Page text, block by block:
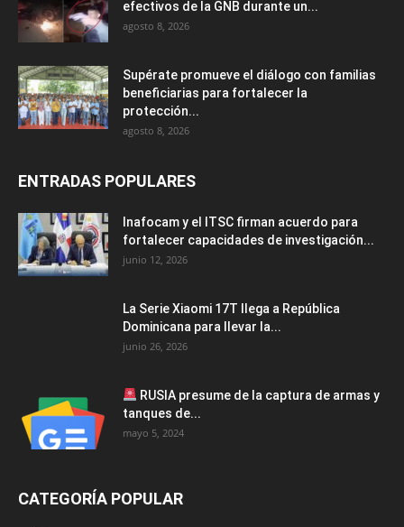
efectivos de la GNB durante un...
agosto 8, 2026
Supérate promueve el diálogo con familias
beneficiarias para fortalecer la
protección...
agosto 8, 2026
ENTRADAS POPULARES
Inafocam y el ITSC firman acuerdo para
fortalecer capacidades de investigación...
junio 12, 2026
La Serie Xiaomi 17T llega a República
Dominicana para llevar la...
junio 26, 2026
RUSIA presume de la captura de armas y
tanques de...
mayo 5, 2024
CATEGORÍA POPULAR